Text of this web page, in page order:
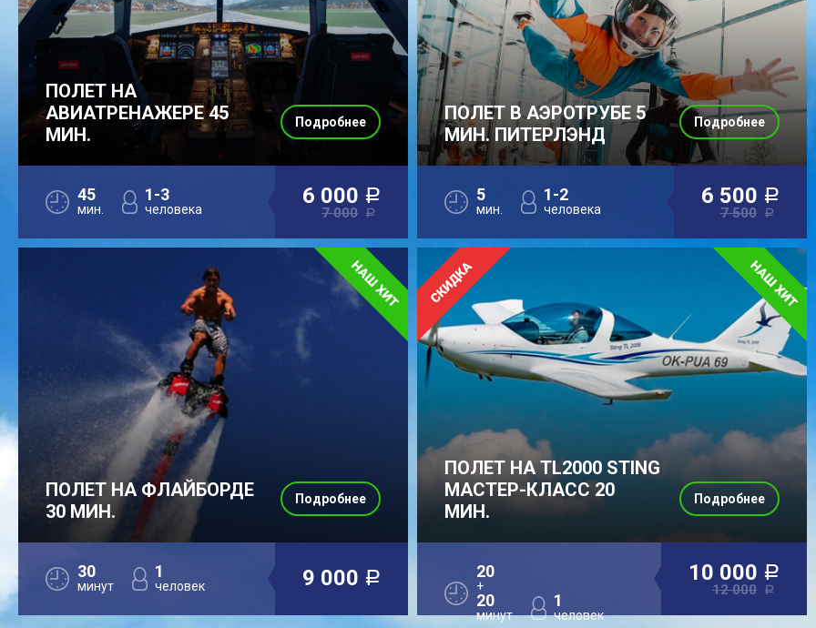
ПОЛЕТ НА
АВИАТРЕНАЖЕРЕ 45
МИН.
45
мин.
1-3
человека
6 000 a
7 000 a
Подробнее
ПОЛЕТ В АЭРОТРУБЕ 5
МИН. ПИТЕРЛЭНД
5
мин.
1-2
человека
6 500 a
7 500 a
Подробнее
ПОЛЕТ НА ФЛАЙБОРДЕ
30 МИН.
30
минут
1
человек 9 000 a
Подробнее
ПОЛЕТ НА TL2000 STING
МАСТЕР-КЛАСС 20
МИН.
20
+
20
минут
1
человек
10 000 a
12 000 a
Подробнее